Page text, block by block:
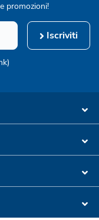
promozioni!
Iscriviti
)